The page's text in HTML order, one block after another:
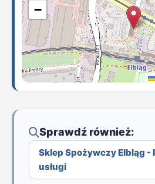
−
Sprawdź również:
Sklep Spożywczy Elbląg -
usługi